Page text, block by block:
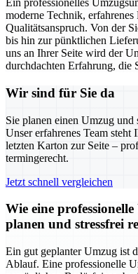
Ein professionelles
moderne Technik,
Qualitätsanspruch. Von der
bis hin zur pünktlichen
uns an Ihrer Seite wird der
durchdachten Erfahrung, die
Wir sind für Sie da
Sie planen einen Umzug und
Unser erfahrenes Team
letzten Karton zur Seite –
termingerecht.
Jetzt schnell vergleichen
Wie eine
planen und stressfrei
Ein gut geplanter Umzug ist
Ablauf. Eine professionelle